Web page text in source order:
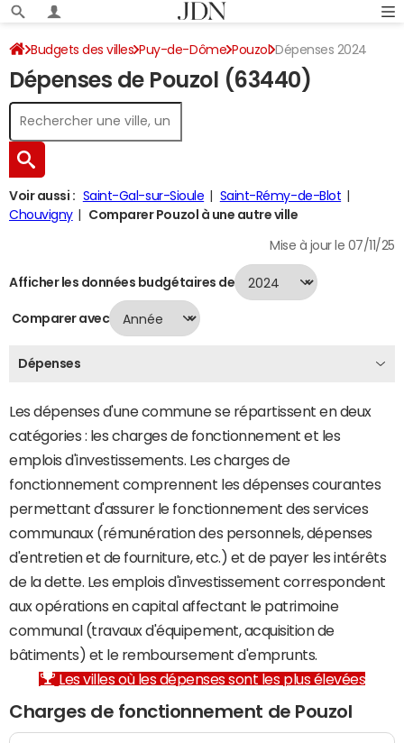
Budgets des villes Puy-de-Dôme Pouzol Dépenses 2024
Dépenses de Pouzol (63440)
Voir aussi : Saint-Gal-sur-Sioule
Saint-Rémy-de-Blot
Chouvigny
Comparer Pouzol à une autre ville
Mise à jour le 07/11/25
Afficher les données budgétaires de
Comparer avec
Dépenses
Les dépenses d'une commune se répartissent en deux
catégories : les charges de fonctionnement et les
emplois d'investissements. Les charges de
fonctionnement comprennent les dépenses courantes
permettant d'assurer le fonctionnement des services
communaux (rémunération des personnels, dépenses
d'entretien et de fourniture, etc.) et de payer les intérêts
de la dette. Les emplois d'investissement correspondent
aux opérations en capital affectant le patrimoine
communal (travaux d'équipement, acquisition de
bâtiments) et le remboursement d'emprunts.
Les villes où les dépenses sont les plus élevées
Charges de fonctionnement de Pouzol